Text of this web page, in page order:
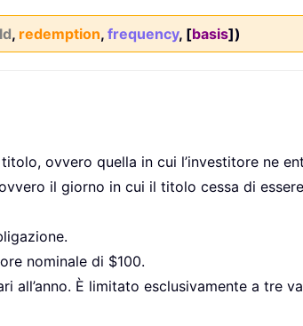
, redemption, frequency, [basis])
ovvero quella in cui l’investitore ne
il giorno in cui il titolo cessa di
nominale di $100.
all’anno. È limitato esclusivamente a tre